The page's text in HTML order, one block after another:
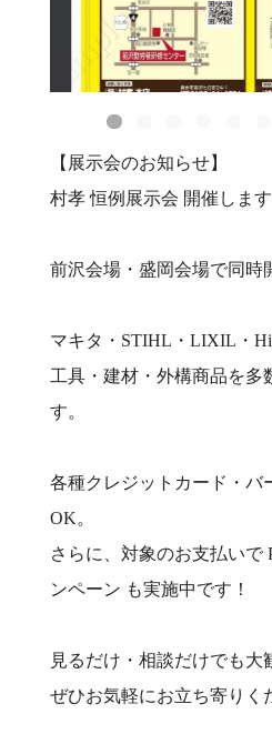
【展示会のお知らせ】
村孝 恒例展示会 開催します
前沢会場・盛岡会場で同時
マキタ・STIHL・LIXIL・
工具・建材・外構商品を多
す。
各種クレジットカード・バ
OK。
さらに、対象のお支払いで
ンペーン も実施中です！
見るだけ・相談だけでも大
ぜひお気軽にお立ち寄りく